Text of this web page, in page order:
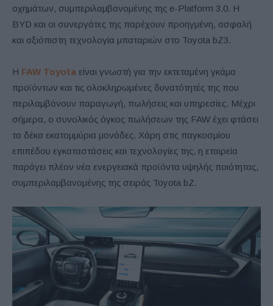
οχημάτων, συμπεριλαμβανομένης της e-Platform 3.0. Η
BYD και οι συνεργάτες της παρέχουν προηγμένη, ασφαλή
και αξιόπιστη τεχνολογία μπαταριών στο Toyota bZ3.
Η FAW Toyota είναι γνωστή για την εκτεταμένη γκάμα
προϊόντων και τις ολοκληρωμένες δυνατότητές της που
περιλαμβάνουν παραγωγή, πωλήσεις και υπηρεσίες. Μέχρι
σήμερα, ο συνολικός όγκος πωλήσεων της FAW έχει φτάσει
τα δέκα εκατομμύρια μονάδες. Χάρη στις παγκοσμίου
επιπέδου εγκαταστάσεις και τεχνολογίες της, η εταιρεία
παράγει πλέον νέα ενεργειακά προϊόντα υψηλής ποιότητας,
συμπεριλαμβανομένης της σειράς Toyota bZ.